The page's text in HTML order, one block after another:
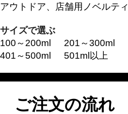
アウトドア、店舗用ノベルティ
サイズで選ぶ
100～200ml
201～300ml
401～500ml
501ml以上
ご注文の流れ